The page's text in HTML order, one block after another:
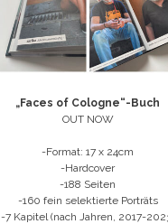
„Faces of Cologne“-Buch
OUT NOW
-Format: 17 x 24cm
-Hardcover
-188 Seiten
-160 fein selektierte Porträts
-7 Kapitel (nach Jahren, 2017-